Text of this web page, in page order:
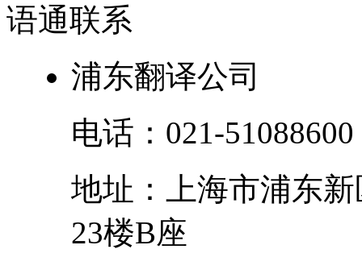
语通联系
浦东翻译公司
电话： 021-51088600
地址：
上海市浦东新
23楼B座